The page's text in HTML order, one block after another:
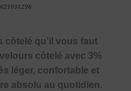
côtelé qu’il vous faut
côtelé avec 3%
léger, confortable et
absolu au quotidien.